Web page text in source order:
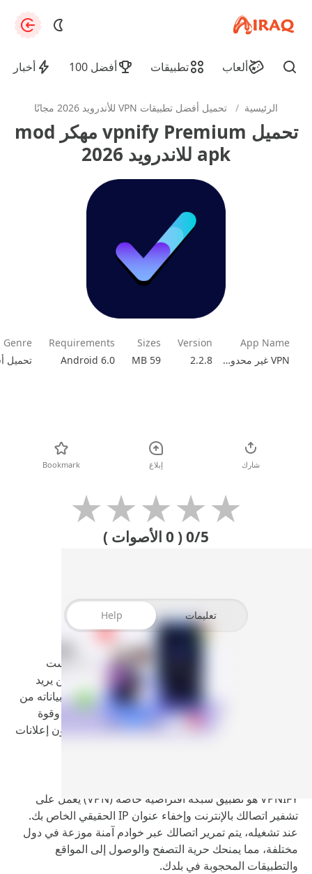
apkiraq.com
ألعاب تطبيقات أفضل 100 أخبار Find
الرئيسية / تحميل أفضل تطبيقات VPN للأندرويد 2026 مجانًا
تحميل vpnify Premium مهكر mod
apk للاندرويد 2026
App Name
VPN غير محدود من vpnify
Version
2.2.8
Sizes
59 MB
Requirements
Android 6.0
Genre
شارك إبلاغ Bookmark
★
★
★
★
★
0/5( 0 الأصوات )
تعليمات Help
في زمن أصبحت فيه الخصوصية الرقمية ضرورة وليست
كحل عملي لكل من يريد
تصفح الإنترنت بأمان، تجاوز القيود الجغرافية، وحماية بياناته من
التتبع والاختراق. التطبيق يجمع بين السهولة، السرعة، وقوة
التشفير، بينما تمنحك النسخة المهكرة تجربة كاملة بدون إعلانات
VPNIFY هو تطبيق شبكة افتراضية خاصة (VPN) يعمل على
تشفير اتصالك بالإنترنت وإخفاء عنوان IP الحقيقي الخاص بك.
عند تشغيله، يتم تمرير اتصالك عبر خوادم آمنة موزعة في دول
مختلفة، مما يمنحك حرية التصفح والوصول إلى المواقع
والتطبيقات المحجوبة في بلدك.